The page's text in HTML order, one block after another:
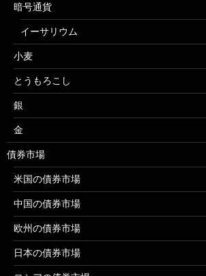
暗号通貨
イーサリウム
小麦
とうもろこし
銀
金
債券市場
米国の債券市場
中国の債券市場
欧州の債券市場
日本の債券市場